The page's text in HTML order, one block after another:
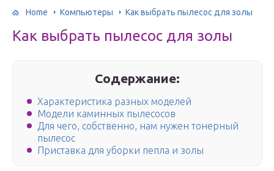
Home Компьютеры Как выбрать пылесос для золы
Как выбрать пылесос для золы
Содержание:
Характеристика разных моделей
Модели каминных пылесосов
Для чего, собственно, нам нужен тонерный
пылесос
Приставка для уборки пепла и золы